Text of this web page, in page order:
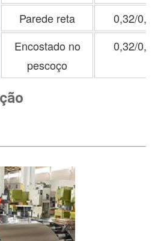
Parede reta
0,32/
Encostado no
pescoço
0,32/